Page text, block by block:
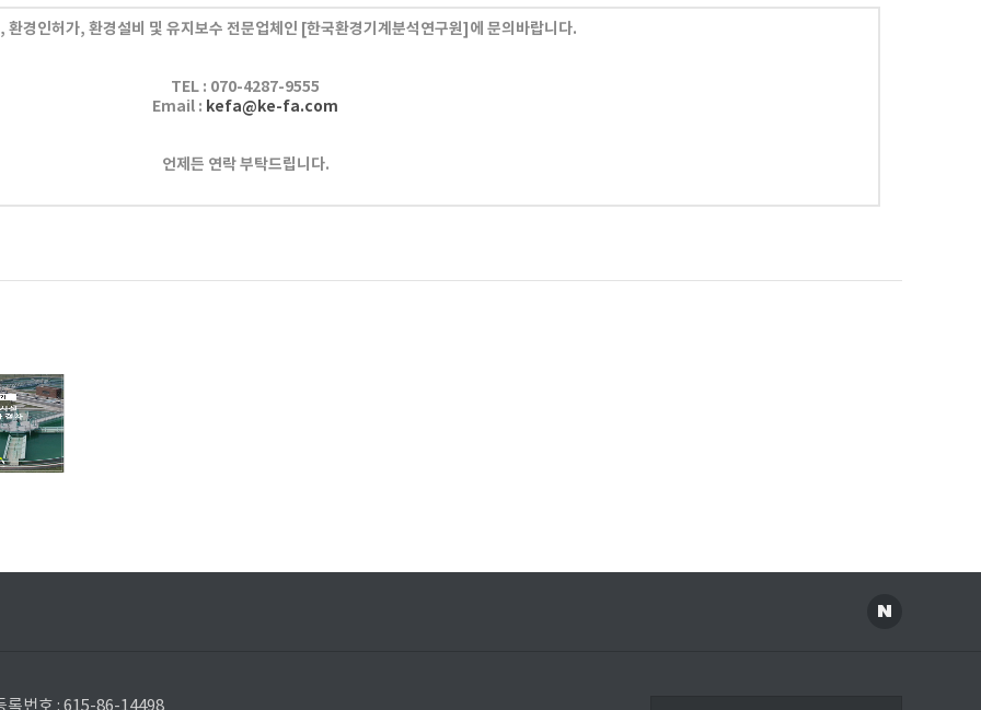
환경인허가, 환경설비 및 유지보수 전문업체인 [한국환경기계분석연구원]에 문의바랍니다.
TEL : 070-4287-9555
Email : kefa@ke-fa.com
언제든 연락 부탁드립니다.
록번호 : 615-86-14498